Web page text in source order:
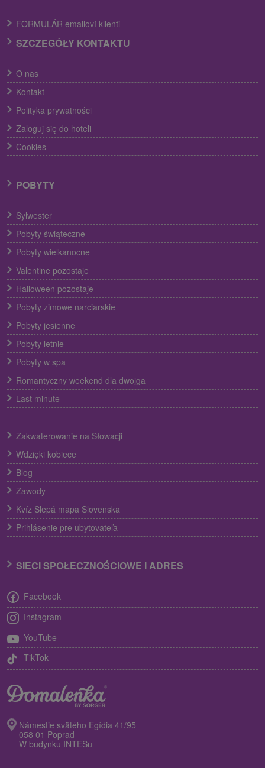
FORMULÁR emailoví klienti
SZCZEGÓŁY KONTAKTU
O nas
Kontakt
Polityka prywatności
Zaloguj się do hoteli
Cookies
POBYTY
Sylwester
Pobyty świąteczne
Pobyty wielkanocne
Valentine pozostaje
Halloween pozostaje
Pobyty zimowe narciarskie
Pobyty jesienne
Pobyty letnie
Pobyty w spa
Romantyczny weekend dla dwojga
Last minute
Zakwaterowanie na Słowacji
Wdzięki kobiece
Blog
Zawody
Kvíz Slepá mapa Slovenska
Prihlásenie pre ubytovateľa
SIECI SPOŁECZNOŚCIOWE I ADRES
Facebook
Instagram
YouTube
TikTok
Námestie svätého Egídia 41/95
058 01 Poprad
W budynku INTESu